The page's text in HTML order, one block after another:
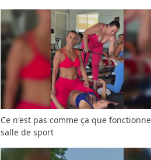
Ce n'est pas comme ça que
salle de sport